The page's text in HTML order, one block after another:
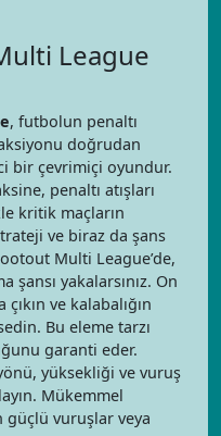
League
, futbolun penaltı
doğrudan
bir çevrimiçi oyundur.
penaltı atışları
kritik maçların
ve biraz da şans
Multi League’de,
şansı yakalarsınız. On
ve kalabalığın
Bu eleme tarzı
garanti eder.
yüksekliği ve vuruş
Mükemmel
güçlü vuruşlar veya